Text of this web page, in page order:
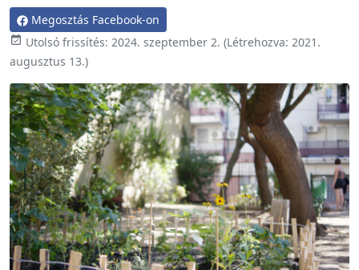
Megosztás Facebook-on
 Utolsó frissítés: 2024. szeptember 2. (Létrehozva: 2021.
augusztus 13.)